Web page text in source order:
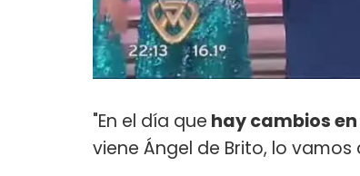
"En el día que hay cambios
viene Ángel de Brito, lo